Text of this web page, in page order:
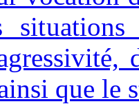
que le